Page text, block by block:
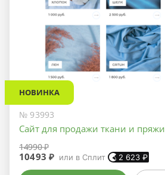
НОВИНКА
№ 93993
Сайт для продажи ткани и пряжи
14990 ₽
10493 ₽ или в Сплит 2 623 ₽